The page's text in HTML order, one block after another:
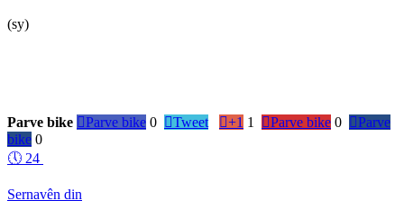
(sy)
Parve bike Parve bike 0 Tweet +1 1 Parve bike 0 Parve
bike 0
🕔 24
Sernavên din